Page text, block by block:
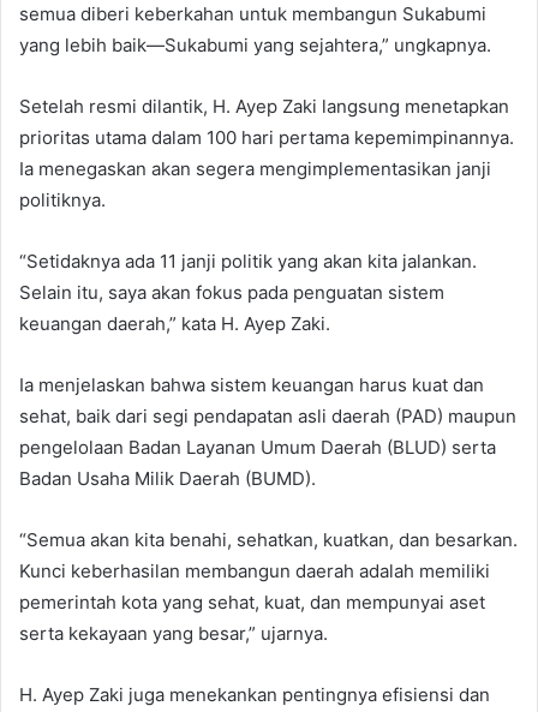
semua diberi keberkahan untuk membangun Sukabumi
yang lebih baik—Sukabumi yang sejahtera,” ungkapnya.
Setelah resmi dilantik, H. Ayep Zaki langsung menetapkan
prioritas utama dalam 100 hari pertama kepemimpinannya.
Ia menegaskan akan segera mengimplementasikan janji
politiknya.
“Setidaknya ada 11 janji politik yang akan kita jalankan.
Selain itu, saya akan fokus pada penguatan sistem
keuangan daerah,” kata H. Ayep Zaki.
Ia menjelaskan bahwa sistem keuangan harus kuat dan
sehat, baik dari segi pendapatan asli daerah (PAD) maupun
pengelolaan Badan Layanan Umum Daerah (BLUD) serta
Badan Usaha Milik Daerah (BUMD).
“Semua akan kita benahi, sehatkan, kuatkan, dan besarkan.
Kunci keberhasilan membangun daerah adalah memiliki
pemerintah kota yang sehat, kuat, dan mempunyai aset
serta kekayaan yang besar,” ujarnya.
H. Ayep Zaki juga menekankan pentingnya efisiensi dan